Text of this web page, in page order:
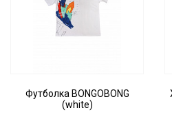
Футболка BONGOBONG
(white)